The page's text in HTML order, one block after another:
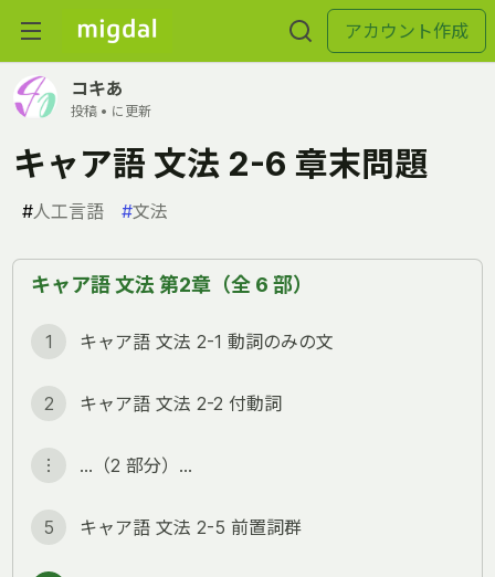
アカウント作成
コキあ
投稿 • に更新
キャア語 文法 2-6 章末問題
#人工言語 #文法
キャア語 文法 第2章（全 6 部）
1 キャア語 文法 2-1 動詞のみの文
2 キャア語 文法 2-2 付動詞
︙ …（2 部分）…
5 キャア語 文法 2-5 前置詞群